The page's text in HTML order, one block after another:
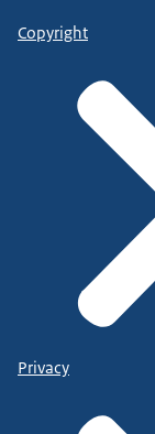
Copyright
Privacy